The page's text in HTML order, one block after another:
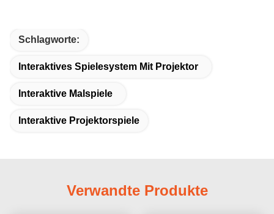
Schlagworte:
Interaktives Spielesystem Mit Projektor
Interaktive Malspiele
Interaktive Projektorspiele
Verwandte Produkte